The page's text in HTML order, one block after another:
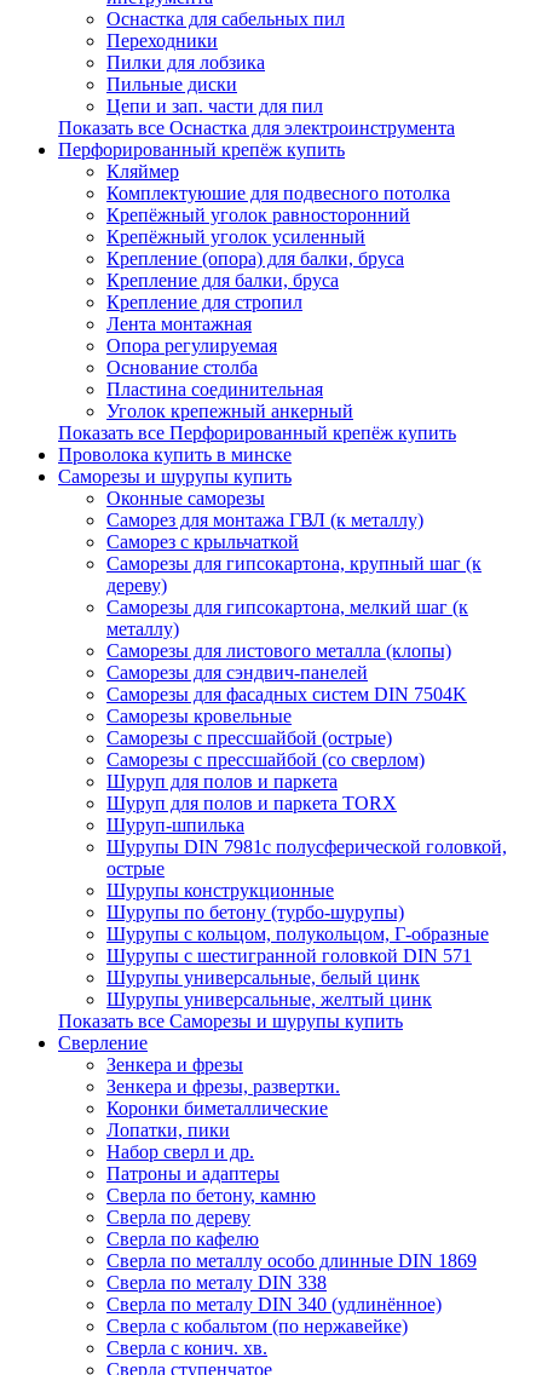
Оснастка для сабельных пил
Переходники
Пилки для лобзика
Пильные диски
Цепи и зап. части для пил
Показать все Оснастка для электроинструмента
Перфорированный крепёж купить
Кляймер
Комплектуюшие для подвесного потолка
Крепёжный уголок равносторонний
Крепёжный уголок усиленный
Крепление (опора) для балки, бруса
Крепление для балки, бруса
Крепление для стропил
Лента монтажная
Опора регулируемая
Основание столба
Пластина соединительная
Уголок крепежный анкерный
Показать все Перфорированный крепёж купить
Проволока купить в минске
Саморезы и шурупы купить
Оконные саморезы
Саморез для монтажа ГВЛ (к металлу)
Саморез с крыльчаткой
Саморезы для гипсокартона, крупный шаг (к
дереву)
Саморезы для гипсокартона, мелкий шаг (к
металлу)
Саморезы для листового металла (клопы)
Саморезы для сэндвич-панелей
Саморезы для фасадных систем DIN 7504K
Саморезы кровельные
Саморезы с прессшайбой (острые)
Саморезы с прессшайбой (со сверлом)
Шуруп для полов и паркета
Шуруп для полов и паркета TORX
Шуруп-шпилька
Шурупы DIN 7981с полусферической головкой,
острые
Шурупы конструкционные
Шурупы по бетону (турбо-шурупы)
Шурупы с кольцом, полукольцом, Г-образные
Шурупы с шестигранной головкой DIN 571
Шурупы универсальные, белый цинк
Шурупы универсальные, желтый цинк
Показать все Саморезы и шурупы купить
Сверление
Зенкера и фрезы
Зенкера и фрезы, развертки.
Коронки биметаллические
Лопатки, пики
Набор сверл и др.
Патроны и адаптеры
Сверла по бетону, камню
Сверла по дереву
Сверла по кафелю
Сверла по металлу особо длинные DIN 1869
Сверла по металу DIN 338
Сверла по металу DIN 340 (удлинённое)
Сверла с кобальтом (по нержавейке)
Сверла с конич. хв.
Сверла ступенчатое